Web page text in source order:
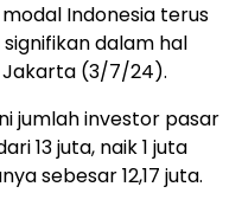
Indonesia terus
dalam hal
Jakarta (3/7/24).
jumlah investor pasar
13 juta, naik 1 juta
sebesar 12,17 juta.